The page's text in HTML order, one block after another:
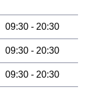
09:30 - 20:30
09:30 - 20:30
09:30 - 20:30